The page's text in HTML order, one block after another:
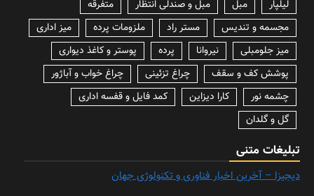
لیلپار
مبل مبل و صندلی انتظار
متفرقه
مجسمه و تندیس
مستر راد ملزومات پرده
میز اداری
میز جلومبلی
نیروانا پرده
پوستر و کاغذ دیواری
پوشش کف و سقف
چراغ تزئینی
چراغ خواب و آباژور
چشمه نور
کارا دیزاین
کمد فایل و قفسه اداری
گل و گلدان
تبلیغات متنی
دیجیزا – آخرین اخبار فناوری و تکنولوژی جهان